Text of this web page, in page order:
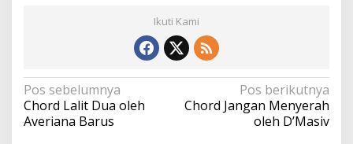
Ikuti Kami
N
a
Pos sebelumnya
Chord Lalit Dua oleh
Averiana Barus
Pos berikutnya
Chord Jangan Menyerah
oleh D’Masiv